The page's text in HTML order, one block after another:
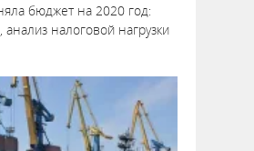
бюджет на 2020 год:
анализ налоговой нагрузки